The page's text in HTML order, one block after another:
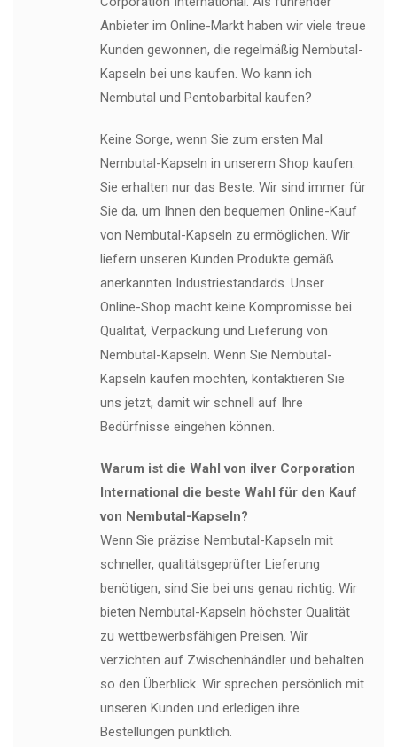
Anbieter im Online-Markt haben wir viele treue
Kunden gewonnen, die regelmäßig Nembutal-
Kapseln bei uns kaufen. Wo kann ich
Nembutal und Pentobarbital kaufen?
Keine Sorge, wenn Sie zum ersten Mal
Nembutal-Kapseln in unserem Shop kaufen.
Sie erhalten nur das Beste. Wir sind immer für
Sie da, um Ihnen den bequemen Online-Kauf
von Nembutal-Kapseln zu ermöglichen. Wir
liefern unseren Kunden Produkte gemäß
anerkannten Industriestandards. Unser
Online-Shop macht keine Kompromisse bei
Qualität, Verpackung und Lieferung von
Nembutal-Kapseln. Wenn Sie Nembutal-
Kapseln kaufen möchten, kontaktieren Sie
uns jetzt, damit wir schnell auf Ihre
Bedürfnisse eingehen können.
Warum ist die Wahl von ilver Corporation
International die beste Wahl für den Kauf
von Nembutal-Kapseln?
Wenn Sie präzise Nembutal-Kapseln mit
schneller, qualitätsgeprüfter Lieferung
benötigen, sind Sie bei uns genau richtig. Wir
bieten Nembutal-Kapseln höchster Qualität
zu wettbewerbsfähigen Preisen. Wir
verzichten auf Zwischenhändler und behalten
so den Überblick. Wir sprechen persönlich mit
unseren Kunden und erledigen ihre
Bestellungen pünktlich.